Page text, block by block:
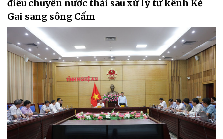
điều chuyển nước thải sau xử lý từ kênh Kẻ
Gai sang sông Cấm